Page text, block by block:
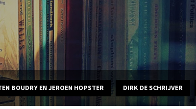
BOUDRY EN JEROEN HOPSTER DIRK DE SCHRIJVER